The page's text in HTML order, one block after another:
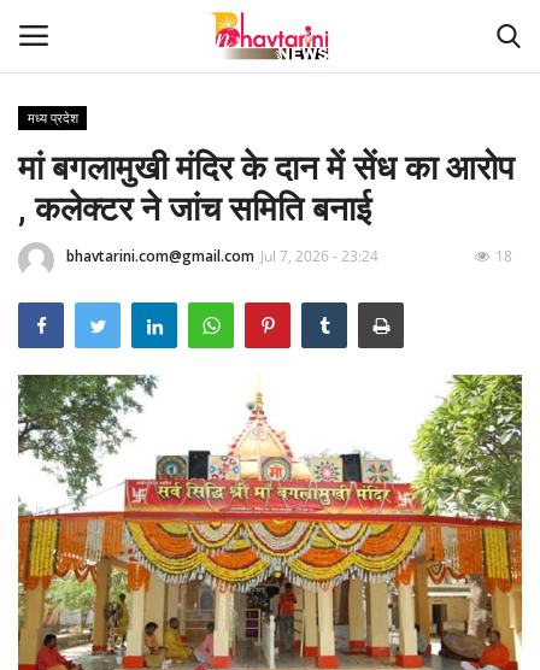
Home
संपर्क करें
हमारे बारे मेंं
देश
दुनिया
मध्य प्रदेश
छत्तीसगढ़
राजस्थान
मध्य प्रदेश
मां बगलामुखी मंदिर के दान में सेंध का आरोप
, कलेक्टर ने जांच समिति बनाई
bhavtarini.com@gmail.com Jul 7, 2026 - 23:24 18